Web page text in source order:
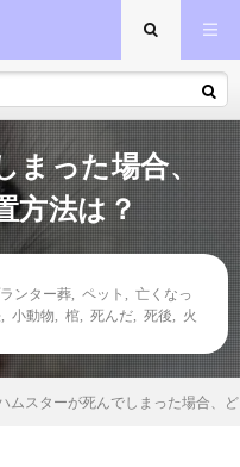
った場合、
方法は？
ンター葬 ペット
亡くなっ
小動物 棺 死んだ 死後
火
ムスターが死んでしまった場合、